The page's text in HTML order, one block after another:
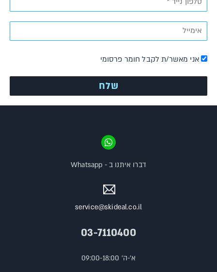
אני מאשר/ת לקבל חומר פרסומי
service@skideal.co.il
03-7110400
א'-ה' 09:00-18:00
דברו איתנו ב - Whatsapp